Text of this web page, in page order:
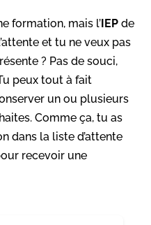
formation, mais l’IEP de
et tu ne veux pas
? Pas de souci,
peux tout à fait
un ou plusieurs
Comme ça, tu as
dans la liste d’attente
recevoir une